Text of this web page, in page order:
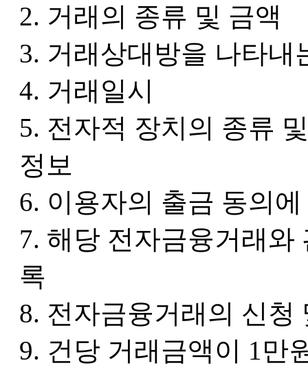
2. 거래의 종류 및 금액
3. 거래상대방을 나타내
4. 거래일시
5. 전자적 장치의 종류
정보
6. 이용자의 출금 동의
7. 해당 전자금융거래
록
8. 전자금융거래의 신청
9. 건당 거래금액이 1만